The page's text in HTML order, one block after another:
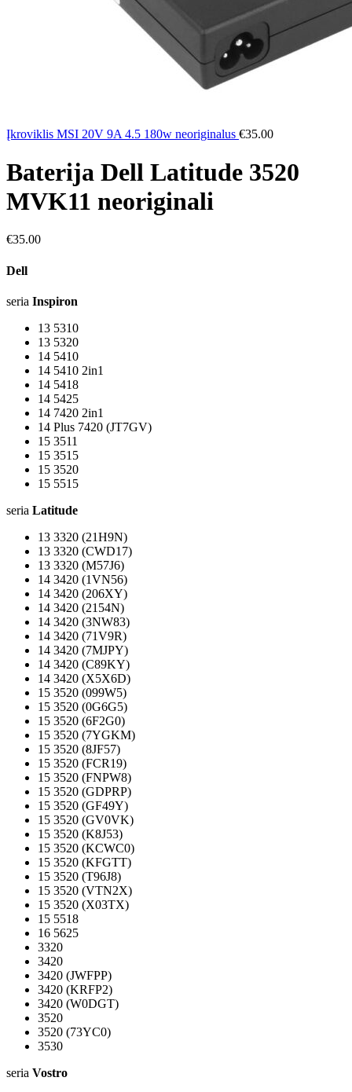
Įkroviklis MSI 20V 9A 4.5 180w neoriginalus €35.00
Baterija Dell Latitude 3520
MVK11 neoriginali
€35.00
Dell
seria Inspiron
13 5310
13 5320
14 5410
14 5410 2in1
14 5418
14 5425
14 7420 2in1
14 Plus 7420 (JT7GV)
15 3511
15 3515
15 3520
15 5515
seria Latitude
13 3320 (21H9N)
13 3320 (CWD17)
13 3320 (M57J6)
14 3420 (1VN56)
14 3420 (206XY)
14 3420 (2154N)
14 3420 (3NW83)
14 3420 (71V9R)
14 3420 (7MJPY)
14 3420 (C89KY)
14 3420 (X5X6D)
15 3520 (099W5)
15 3520 (0G6G5)
15 3520 (6F2G0)
15 3520 (7YGKM)
15 3520 (8JF57)
15 3520 (FCR19)
15 3520 (FNPW8)
15 3520 (GDPRP)
15 3520 (GF49Y)
15 3520 (GV0VK)
15 3520 (K8J53)
15 3520 (KCWC0)
15 3520 (KFGTT)
15 3520 (T96J8)
15 3520 (VTN2X)
15 3520 (X03TX)
15 5518
16 5625
3320
3420
3420 (JWFPP)
3420 (KRFP2)
3420 (W0DGT)
3520
3520 (73YC0)
3530
seria Vostro